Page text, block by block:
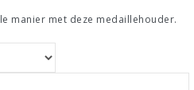
manier met deze medaillehouder.